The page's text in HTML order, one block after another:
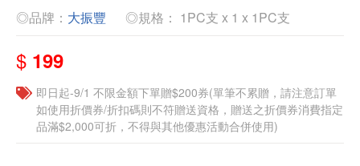
◎品牌： 大振豐 ◎規格： 1PC支 x 1 x 1PC支
$ 199
即日起-9/1 不限金額下單贈$200券(單筆不累贈，請注意訂單
如使用折價券/折扣碼則不符贈送資格，贈送之折價券消費指定
品滿$2,000可折，不得與其他優惠活動合併使用)